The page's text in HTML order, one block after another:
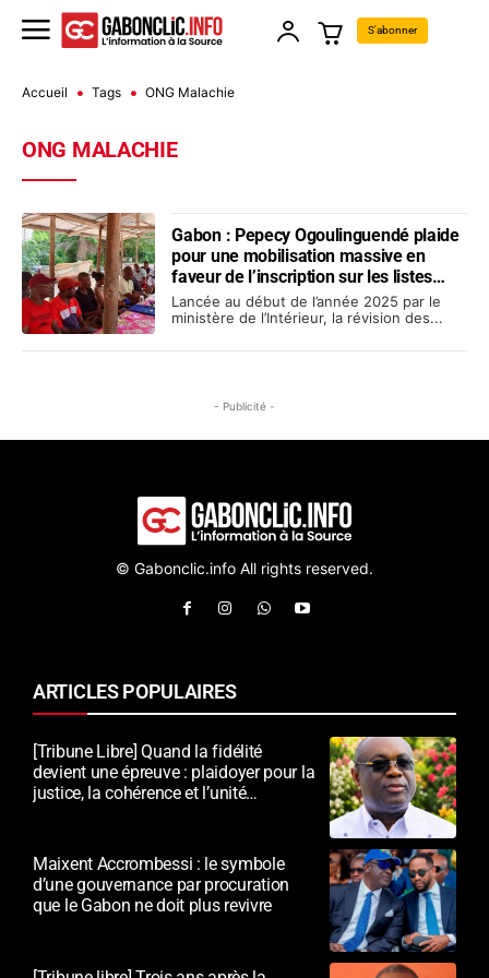
S'abonner
Accueil Tags ONG Malachie
ONG MALACHIE
Gabon : Pepecy Ogoulinguendé plaide
pour une mobilisation massive en
faveur de l’inscription sur les listes
électorales
Lancée au début de l’année 2025 par le
ministère de l’Intérieur, la révision des...
- Publicité -
© Gabonclic.info All rights reserved.
ARTICLES POPULAIRES
[Tribune Libre] Quand la fidélité
devient une épreuve : plaidoyer pour la
justice, la cohérence et l’unité
Maixent Accrombessi : le symbole
d’une gouvernance par procuration
que le Gabon ne doit plus revivre